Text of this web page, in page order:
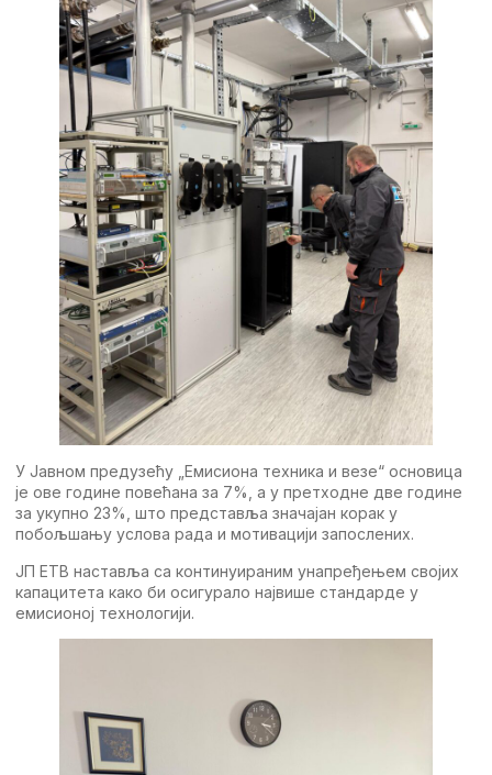
У Јавном предузећу „Емисиона техника и везе“ основица
је ове године повећана за 7%, а у претходне две године
за укупно 23%, што представља значајан корак у
побољшању услова рада и мотивацији запослених.
ЈП ЕТВ наставља са континуираним унапређењем својих
капацитета како би осигурало највише стандарде у
емисионој технологији.